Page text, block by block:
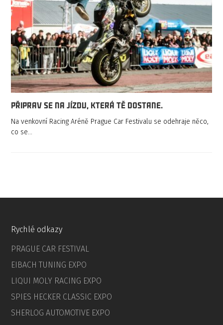
Připrav se na jízdu, která tě dostane.
Na venkovní Racing Aréně Prague Car Festivalu se odehraje něco,
co se…
Rychlé odkazy
PRAGUE CAR FESTIVAL
EIBACH TUNING EXPO
LIQUI MOLY RACING EXPO
SPIES HECKER CLASSIC EXPO
SHERLOG AUTOMOTIVE EXPO